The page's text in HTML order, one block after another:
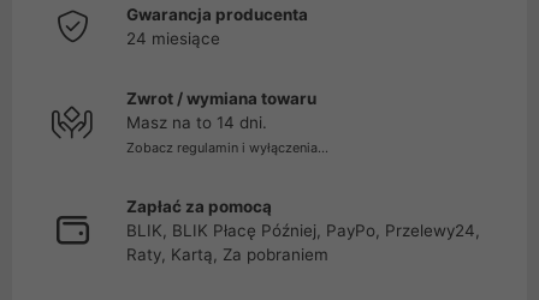
Gwarancja producenta
24 miesiące
Zwrot / wymiana towaru
Masz na to 14 dni.
Zobacz regulamin i wyłączenia...
Zapłać za pomocą
BLIK, BLIK Płacę Później, PayPo, Przelewy24,
Raty, Kartą, Za pobraniem